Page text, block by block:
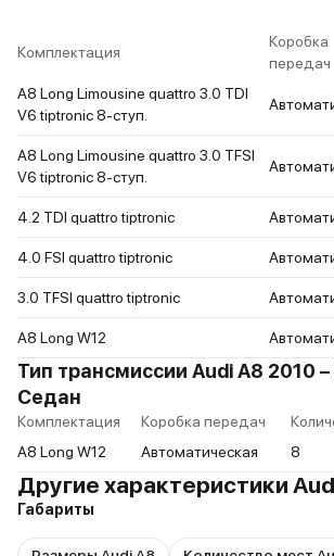
Комплектация
Коробка
передач
A8 Long Limousine quattro 3.0 TDI
V6 tiptronic 8-ступ.
A8 Long Limousine quattro 3.0 TFSI
V6 tiptronic 8-ступ.
4.2 TDI quattro tiptronic
4.0 FSI quattro tiptronic
3.0 TFSI quattro tiptronic
A8 Long W12
Тип трансмиссии Audi A8 2010
Седан
Комплектация Коробка передач
A8 Long W12
Автоматическая 8
Другие характеристики
Габариты